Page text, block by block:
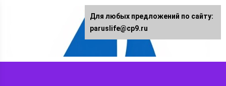
Для любых предложений по сайту:
paruslife@cp9.ru